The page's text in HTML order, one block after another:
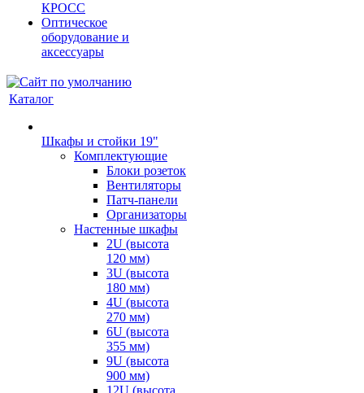
КРОСС
Оптическое
оборудование и
аксессуары
Каталог
Шкафы и стойки 19"
Комплектующие
Блоки розеток
Вентиляторы
Патч-панели
Организаторы
Настенные шкафы
2U (высота
120 мм)
3U (высота
180 мм)
4U (высота
270 мм)
6U (высота
355 мм)
9U (высота
900 мм)
12U (высота